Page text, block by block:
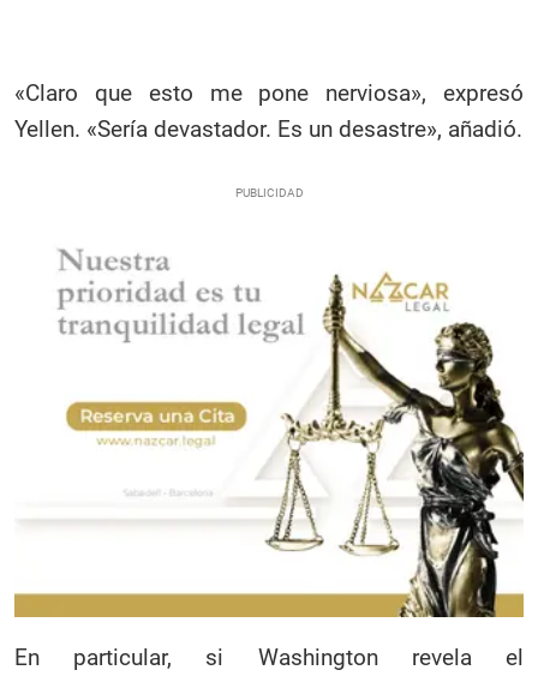
«Claro que esto me pone nerviosa», expresó
Yellen. «Sería devastador. Es un desastre», añadió.
En particular, si Washington revela el